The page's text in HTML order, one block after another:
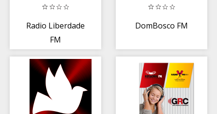
Radio Liberdade
FM
DomBosco FM